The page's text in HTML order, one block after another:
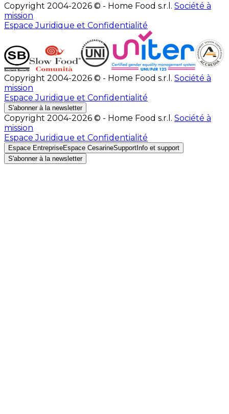
Copyright 2004-2026 © - Home Food s.r.l. Société à
mission
Espace Juridique et Confidentialité
Copyright 2004-2026 © - Home Food s.r.l. Société à
mission
Espace Juridique et Confidentialité
S'abonner à la newsletter
Copyright 2004-2026 © - Home Food s.r.l. Société à
mission
Espace Juridique et Confidentialité
Espace EntrepriseEspace CesarineSupport Info et support
S'abonner à la newsletter